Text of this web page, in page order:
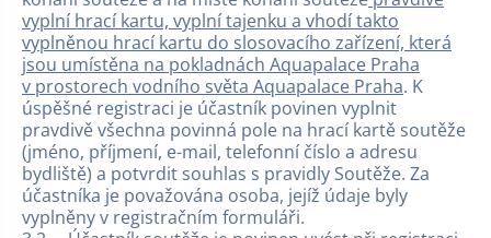
vyplní hrací kartu, vyplní tajenku a vhodí takto
vyplněnou hrací kartu do slosovacího zařízení, která
jsou umístěna na pokladnách Aquapalace Praha
v prostorech vodního světa Aquapalace Praha. K
úspěšné registraci je účastník povinen vyplnit
pravdivě všechna povinná pole na hrací kartě soutěže
(jméno, příjmení, e-mail, telefonní číslo a adresu
bydliště) a potvrdit souhlas s pravidly Soutěže. Za
účastníka je považována osoba, jejíž údaje byly
vyplněny v registračním formuláři.